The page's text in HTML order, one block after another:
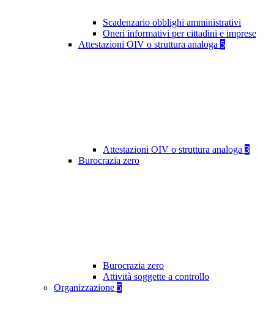
Scadenzario obblighi amministrativi
Oneri informativi per cittadini e imprese
Attestazioni OIV o struttura analoga 5
Attestazioni OIV o struttura analoga 3
Burocrazia zero
Burocrazia zero
Attività soggette a controllo
Organizzazione 5